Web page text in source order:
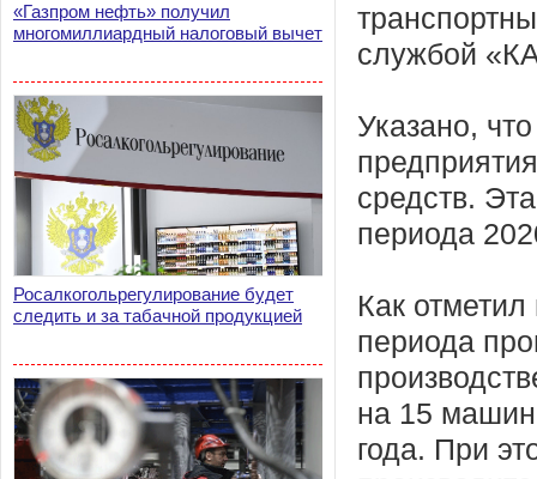
«Газпром нефть» получил
многомиллиардный налоговый вычет
Росалкогольрегулирование будет
следить и за табачной продукцией
службой
Указано,
средств.
периода
Как
периода
на 15
года. При